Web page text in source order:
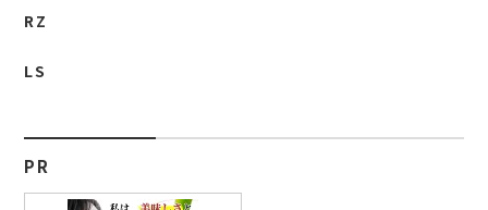
RZ
LS
PR